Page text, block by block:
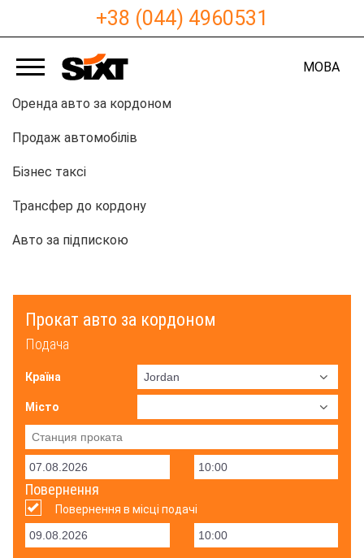
+38 (044) 4960531
МОВА
Оренда авто за кордоном
Продаж автомобілів
Бізнес таксі
Трансфер до кордону
Авто за підпискою
Прокат авто за кордоном
Подача
Країна
Місто
Повернення
Повернення в місці подачі